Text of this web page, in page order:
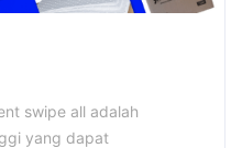
swipe all adalah
yang dapat